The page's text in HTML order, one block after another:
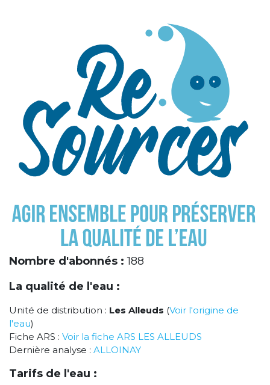
Nombre d'abonnés :188
La qualité de l'eau :
Unité de distribution : Les Alleuds (Voir l'origine de
l'eau)
Fiche ARS : Voir la fiche ARS LES ALLEUDS
Dernière analyse : ALLOINAY
Tarifs de l'eau :